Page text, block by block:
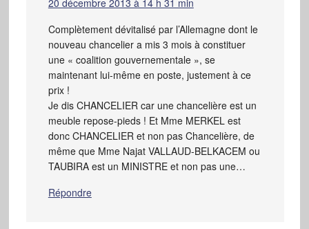
20 décembre 2013 à 14 h 31 min
Complètement dévitalisé par l’Allemagne dont le
nouveau chancelier a mis 3 mois à constituer
une « coalition gouvernementale », se
maintenant lui-même en poste, justement à ce
prix !
Je dis CHANCELIER car une chancelière est un
meuble repose-pieds ! Et Mme MERKEL est
donc CHANCELIER et non pas Chancelière, de
même que Mme Najat VALLAUD-BELKACEM ou
TAUBIRA est un MINISTRE et non pas une…
Répondre